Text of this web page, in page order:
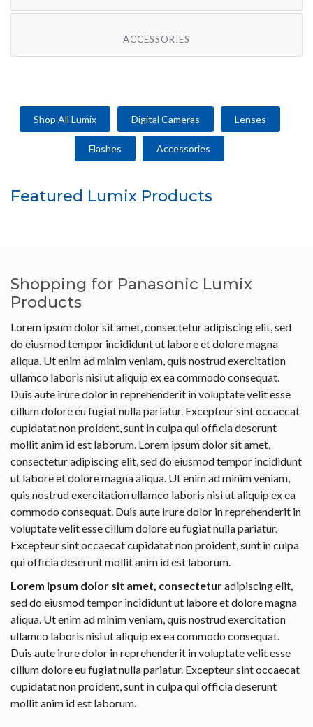
ACCESSORIES
Shop All Lumix Digital Cameras Lenses
Flashes Accessories
Featured Lumix Products
Shopping for Panasonic Lumix
Products
Lorem ipsum dolor sit amet, consectetur adipiscing elit, sed
do eiusmod tempor incididunt ut labore et dolore magna
aliqua. Ut enim ad minim veniam, quis nostrud exercitation
ullamco laboris nisi ut aliquip ex ea commodo consequat.
Duis aute irure dolor in reprehenderit in voluptate velit esse
cillum dolore eu fugiat nulla pariatur. Excepteur sint occaecat
cupidatat non proident, sunt in culpa qui officia deserunt
mollit anim id est laborum. Lorem ipsum dolor sit amet,
consectetur adipiscing elit, sed do eiusmod tempor incididunt
ut labore et dolore magna aliqua. Ut enim ad minim veniam,
quis nostrud exercitation ullamco laboris nisi ut aliquip ex ea
commodo consequat. Duis aute irure dolor in reprehenderit in
voluptate velit esse cillum dolore eu fugiat nulla pariatur.
Excepteur sint occaecat cupidatat non proident, sunt in culpa
qui officia deserunt mollit anim id est laborum.
Lorem ipsum dolor sit amet, consecteturadipiscing elit,
sed do eiusmod tempor incididunt ut labore et dolore magna
aliqua. Ut enim ad minim veniam, quis nostrud exercitation
ullamco laboris nisi ut aliquip ex ea commodo consequat.
Duis aute irure dolor in reprehenderit in voluptate velit esse
cillum dolore eu fugiat nulla pariatur. Excepteur sint occaecat
cupidatat non proident, sunt in culpa qui officia deserunt
mollit anim id est laborum.